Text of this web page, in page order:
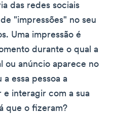
das redes sociais
"impressões" no seu
Uma impressão é
durante o qual a
ou anúncio aparece no
essa pessoa a
interagir com a sua
que o fizeram?